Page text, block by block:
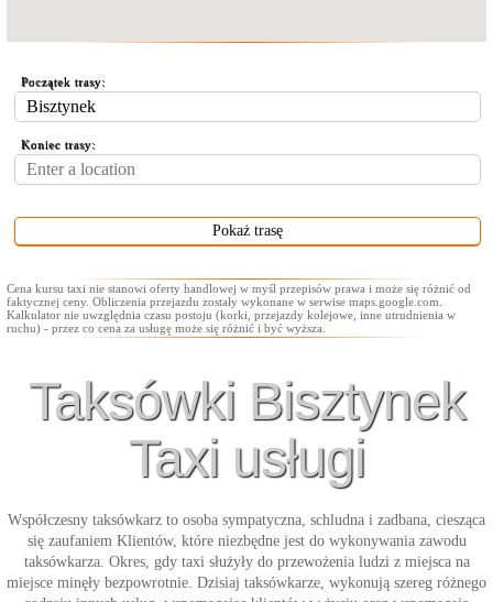
Początek trasy:
Koniec trasy:
Cena kursu taxi nie stanowi oferty handlowej w myśl przepisów prawa i może się różnić od
faktycznej ceny. Obliczenia przejazdu zostały wykonane w serwise maps.google.com.
Kalkulator nie uwzględnia czasu postoju (korki, przejazdy kolejowe, inne utrudnienia w
ruchu) - przez co cena za usługę może się różnić i być wyższa.
Taksówki Bisztynek
Taxi usługi
Współczesny taksówkarz to osoba sympatyczna, schludna i zadbana, ciesząca
się zaufaniem Klientów, które niezbędne jest do wykonywania zawodu
taksówkarza. Okres, gdy taxi służyły do przewożenia ludzi z miejsca na
miejsce minęły bezpowrotnie. Dzisiaj taksówkarze, wykonują szereg różnego